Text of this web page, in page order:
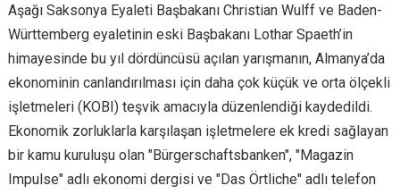
Aşağı Saksonya Eyaleti Başbakanı Christian Wulff ve Baden-
Württemberg eyaletinin eski Başbakanı Lothar Spaeth’in
himayesinde bu yıl dördüncüsü açılan yarışmanın, Almanya’da
ekonominin canlandırılması için daha çok küçük ve orta ölçekli
işletmeleri (KOBI) teşvik amacıyla düzenlendiği kaydedildi.
Ekonomik zorluklarla karşılaşan işletmelere ek kredi sağlayan
bir kamu kuruluşu olan "Bürgerschaftsbanken", "Magazin
Impulse" adlı ekonomi dergisi ve "Das Örtliche" adlı telefon